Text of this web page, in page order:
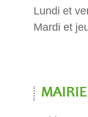
Lundi et
Mardi et
MAIRIE